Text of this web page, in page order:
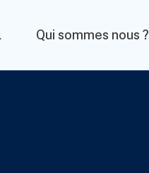
Qui sommes nous ?